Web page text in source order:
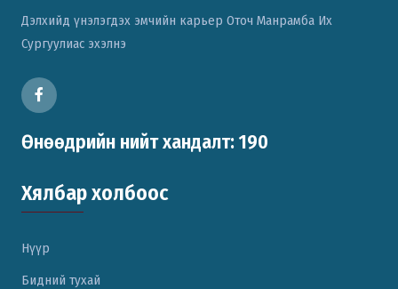
Дэлхийд үнэлэгдэх эмчийн карьер Оточ Манрамба Их
Сургуулиас эхэлнэ
Өнөөдрийн нийт хандалт: 190
Хялбар холбоос
Нүүр
Бидний тухай